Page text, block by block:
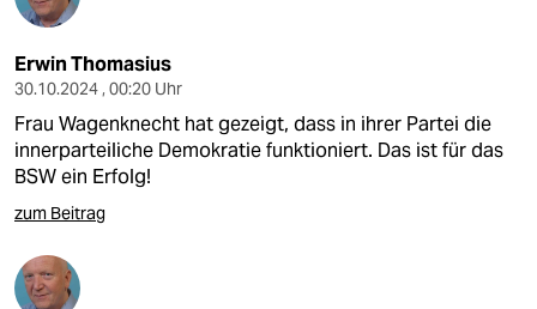
Erwin Thomasius
30.10.2024 , 00:20 Uhr
Frau Wagenknecht hat gezeigt, dass in ihrer Partei die
innerparteiliche Demokratie funktioniert. Das ist für das
BSW ein Erfolg!
zum Beitrag